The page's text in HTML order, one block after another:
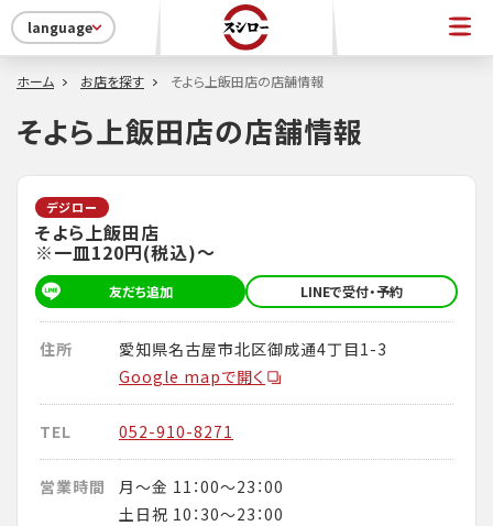
language
ホーム お店を探す そよら上飯田店の店舗情報
そよら上飯田店の店舗情報
デジロー
そよら上飯田店
※一皿120円(税込)～
友だち追加 LINEで受付・予約
住所
愛知県名古屋市北区御成通4丁目1-3
Google mapで開く
TEL 052-910-8271
営業時間
月～金 11：00～23：00
土日祝 10：30～23：00